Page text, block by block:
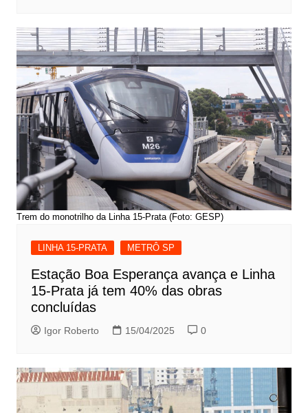
Trem do monotrilho da Linha 15-Prata (Foto: GESP)
LINHA 15-PRATA METRÔ SP
Estação Boa Esperança avança e Linha
15-Prata já tem 40% das obras
concluídas
Igor Roberto 15/04/2025 0